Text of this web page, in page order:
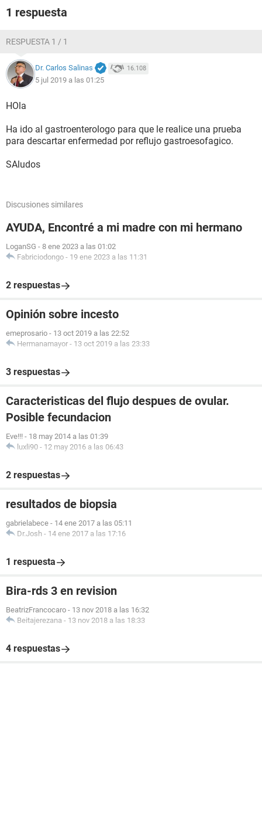
1 respuesta
RESPUESTA 1 / 1
Dr. Carlos Salinas 16.108
5 jul 2019 a las 01:25
HOla
Ha ido al gastroenterologo para que le realice una prueba
para descartar enfermedad por reflujo gastroesofagico.
SAludos
Discusiones similares
AYUDA, Encontré a mi madre con mi hermano
LoganSG - 8 ene 2023 a las 01:02
Fabriciodongo - 19 ene 2023 a las 11:31
2 respuestas
Opinión sobre incesto
emeprosario - 13 oct 2019 a las 22:52
Hermanamayor - 13 oct 2019 a las 23:33
3 respuestas
Caracteristicas del flujo despues de ovular.
Posible fecundacion
Eve!!! - 18 may 2014 a las 01:39
luxli90 - 12 may 2016 a las 06:43
2 respuestas
resultados de biopsia
gabrielabece - 14 ene 2017 a las 05:11
Dr.Josh - 14 ene 2017 a las 17:16
1 respuesta
Bira-rds 3 en revision
BeatrizFrancocaro - 13 nov 2018 a las 16:32
Beitajerezana - 13 nov 2018 a las 18:33
4 respuestas